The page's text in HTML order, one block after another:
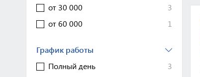
от 30 000
3
от 60 000
1
график работы
Полный день
3